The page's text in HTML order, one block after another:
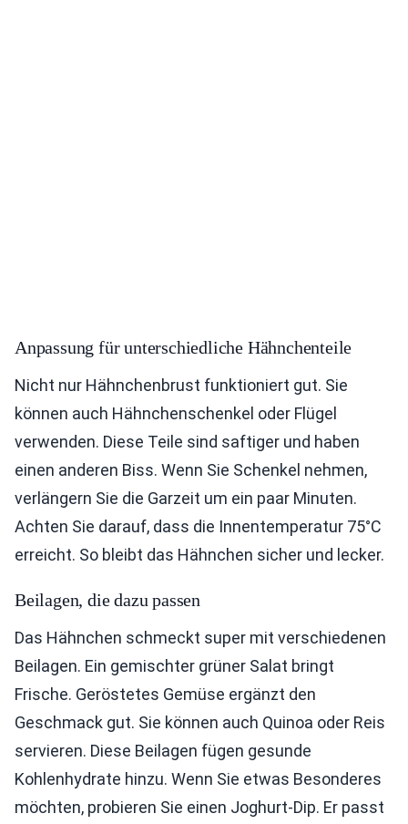
Anpassung für unterschiedliche Hähnchenteile
Nicht nur Hähnchenbrust funktioniert gut. Sie
können auch Hähnchenschenkel oder Flügel
verwenden. Diese Teile sind saftiger und haben
einen anderen Biss. Wenn Sie Schenkel nehmen,
verlängern Sie die Garzeit um ein paar Minuten.
Achten Sie darauf, dass die Innentemperatur 75°C
erreicht. So bleibt das Hähnchen sicher und lecker.
Beilagen, die dazu passen
Das Hähnchen schmeckt super mit verschiedenen
Beilagen. Ein gemischter grüner Salat bringt
Frische. Geröstetes Gemüse ergänzt den
Geschmack gut. Sie können auch Quinoa oder Reis
servieren. Diese Beilagen fügen gesunde
Kohlenhydrate hinzu. Wenn Sie etwas Besonderes
möchten, probieren Sie einen Joghurt-Dip. Er passt